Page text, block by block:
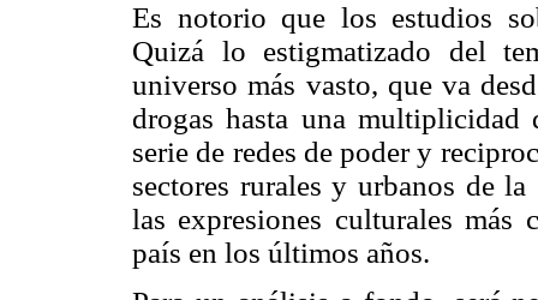
Es notorio que los estudios
Quizá lo estigmatizado del
universo más vasto, que va
drogas hasta una
serie de redes de poder y
sectores rurales y urbanos de
las expresiones culturales más
país en los últimos años.